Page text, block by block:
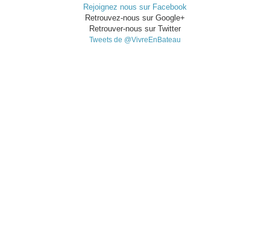
Rejoignez nous sur Facebook
Retrouvez-nous sur Google+
Retrouver-nous sur Twitter
Tweets de @VivreEnBateau